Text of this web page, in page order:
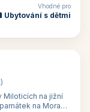
Vhodné pro
Ubytování s dětmi
Miloticích na jižní
na Moravě,